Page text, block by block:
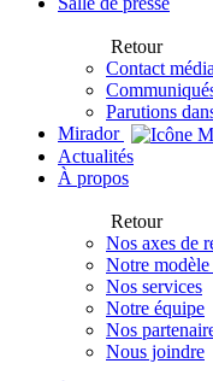
Retour
Contact média
Parutions
Mirador
Actualités
À propos
Retour
Nos axes de
Notre
Nos services
Notre équipe
Nos
Nous joindre